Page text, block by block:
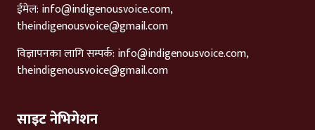
ईमेल: info@indigenousvoice.com,
theindigenousvoice@gmail.com
विज्ञापनका लागि सम्पर्क: info@indigenousvoice.com,
theindigenousvoice@gmail.com
साइट नेभिगेशन